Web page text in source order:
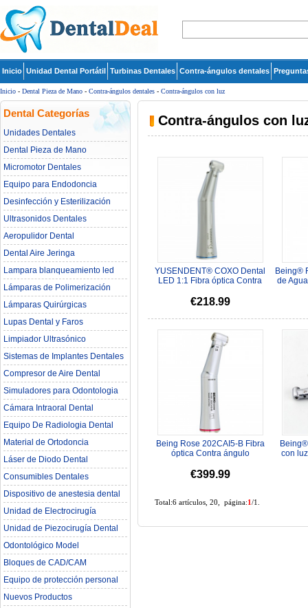
Inicio Unidad Dental Portátil Turbinas Dentales Contra-ángulos dentales
Inicio - Dental Pieza de Mano - Contra-ángulos dentales - Contra-ángulos con luz
Dental Categorías
Unidades Dentales
Dental Pieza de Mano
Micromotor Dentales
Equipo para Endodoncia
Desinfección y Esterilización
Ultrasonidos Dentales
Aeropulidor Dental
Dental Aire Jeringa
Lampara blanqueamiento led
dental
Lámparas de Polimerización
Lámparas Quirúrgicas
Lupas Dental y Faros
Limpiador Ultrasónico
Sistemas de Implantes Dentales
Compresor de Aire Dental
Simuladores para Odontologia
Cámara Intraoral Dental
Equipo De Radiologia Dental‎
Material de Ortodoncia
Láser de Diodo Dental
Consumibles Dentales
Dispositivo de anestesia dental
Unidad de Electrocirugía
Unidad de Piezocirugía Dental
Odontológico Model
Bloques de CAD/CAM
Equipo de protección personal
Nuevos Productos
Contra-ángulos con
YUSENDENT® COXO Dental
LED 1:1 Fibra óptica Contra
1...
€218.99
Being®
de
Being Rose 202CAI5-B Fibra
óptica Contra ángulo
€399.99
con
Total:6 artículos, 20, página:1/1.